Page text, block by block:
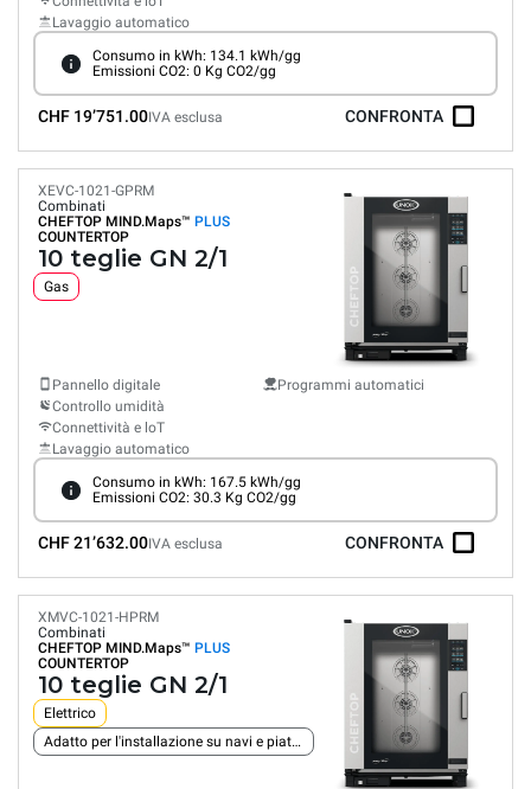
Lavaggio automatico
Consumo in kWh: 134.1 kWh/gg
Emissioni CO2: 0 Kg CO2/gg
CHF 19’751.00IVA esclusa CONFRONTA
XEVC-1021-GPRM
Combinati
CHEFTOP MIND.Maps™ PLUS
COUNTERTOP
10 teglie GN 2/1
Gas
Pannello digitale
Controllo umidità
Connettività e loT
Lavaggio automatico
Programmi automatici
Consumo in kWh: 167.5 kWh/gg
Emissioni CO2: 30.3 Kg CO2/gg
CHF 21’632.00IVA esclusa CONFRONTA
XMVC-1021-HPRM
Combinati
CHEFTOP MIND.Maps™ PLUS
COUNTERTOP
10 teglie GN 2/1
Elettrico
Adatto per l'installazione su navi e piattaforme